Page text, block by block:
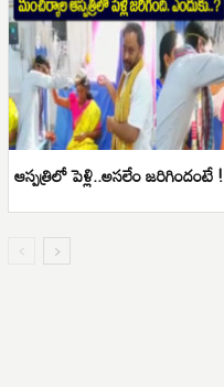
ఆస్పత్రిలో పెళ్లి..అసలేం జరిగిందంటే !